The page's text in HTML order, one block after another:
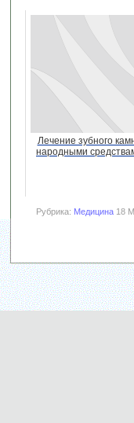
Лечение зубного
народными
Рубрика: Медицина 18